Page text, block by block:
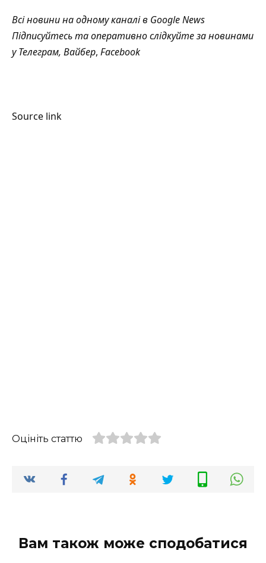
Всі новини на одному каналі в Google News
Підписуйтесь та оперативно слідкуйте за новинами
уТелеграм, Вайбер, Facebook
Source link
Оцініть статтю
Вам також може сподобатися